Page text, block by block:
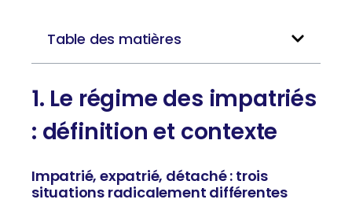
Table des matières
1. Le régime des impatriés
: définition et contexte
Impatrié, expatrié, détaché : trois
situations radicalement différentes